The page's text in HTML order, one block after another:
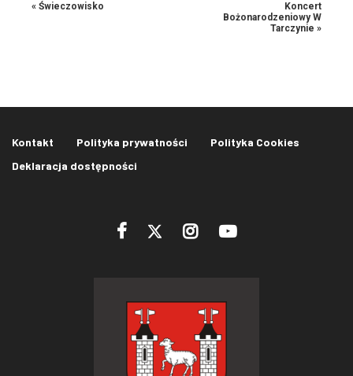
« Świeczowisko
Koncert
Bożonarodzeniowy W
Tarczynie »
Kontakt Polityka prywatności
Polityka Cookies
Deklaracja dostępności